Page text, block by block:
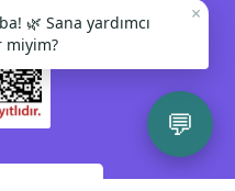
💬
×
🌿 Sana yardımcı